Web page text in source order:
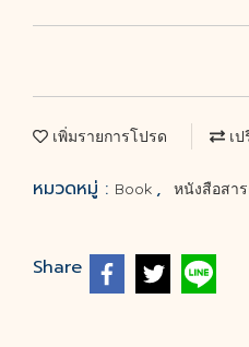
เพิ่มรายการโปรด เ
หมวดหมู่ : Book , หนังสือสา
Share